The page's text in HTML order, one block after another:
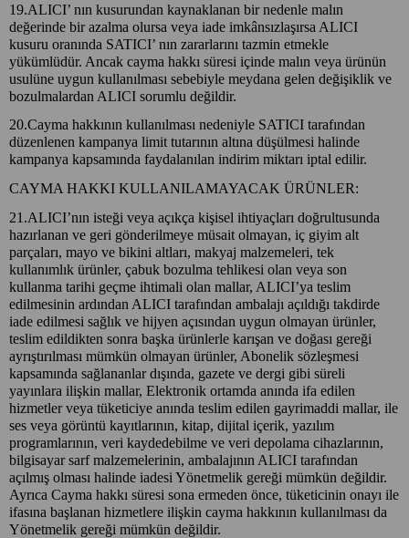
19.ALICI’ nın kusurundan kaynaklanan bir nedenle malın
değerinde bir azalma olursa veya iade imkânsızlaşırsa ALICI
kusuru oranında SATICI’ nın zararlarını tazmin etmekle
yükümlüdür. Ancak cayma hakkı süresi içinde malın veya ürünün
usulüne uygun kullanılması sebebiyle meydana gelen değişiklik ve
bozulmalardan ALICI sorumlu değildir.
20.Cayma hakkının kullanılması nedeniyle SATICI tarafından
düzenlenen kampanya limit tutarının altına düşülmesi halinde
kampanya kapsamında faydalanılan indirim miktarı iptal edilir.
CAYMA HAKKI KULLANILAMAYACAK ÜRÜNLER:
21.ALICI’nın isteği veya açıkça kişisel ihtiyaçları doğrultusunda
hazırlanan ve geri gönderilmeye müsait olmayan, iç giyim alt
parçaları, mayo ve bikini altları, makyaj malzemeleri, tek
kullanımlık ürünler, çabuk bozulma tehlikesi olan veya son
kullanma tarihi geçme ihtimali olan mallar, ALICI’ya teslim
edilmesinin ardından ALICI tarafından ambalajı açıldığı takdirde
iade edilmesi sağlık ve hijyen açısından uygun olmayan ürünler,
teslim edildikten sonra başka ürünlerle karışan ve doğası gereği
ayrıştırılması mümkün olmayan ürünler, Abonelik sözleşmesi
kapsamında sağlananlar dışında, gazete ve dergi gibi süreli
yayınlara ilişkin mallar, Elektronik ortamda anında ifa edilen
hizmetler veya tüketiciye anında teslim edilen gayrimaddi mallar, ile
ses veya görüntü kayıtlarının, kitap, dijital içerik, yazılım
programlarının, veri kaydedebilme ve veri depolama cihazlarının,
bilgisayar sarf malzemelerinin, ambalajının ALICI tarafından
açılmış olması halinde iadesi Yönetmelik gereği mümkün değildir.
Ayrıca Cayma hakkı süresi sona ermeden önce, tüketicinin onayı ile
ifasına başlanan hizmetlere ilişkin cayma hakkının kullanılması da
Yönetmelik gereği mümkün değildir.